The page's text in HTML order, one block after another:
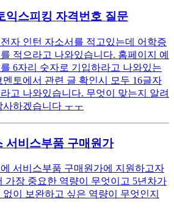
익스피킹 자격번호 질문
자 인턴 자소서를 적고있는데 어학증
적으라고 나와있습니다. 홈페이지 예
6자리 숫자로 기입하라고 나와있는
토에서 관련 글 확인시 모두 16글자
고 나와있습니다. 무엇이 맞는지 알려
하겠습니다 ㅜㅜ
서비스부품 구매원가
서비스부품 구매원가에 지원하고자
가장 중요한 역량이 무엇이고 5년차가
이 보완하고 싶은 역량이 무엇인지